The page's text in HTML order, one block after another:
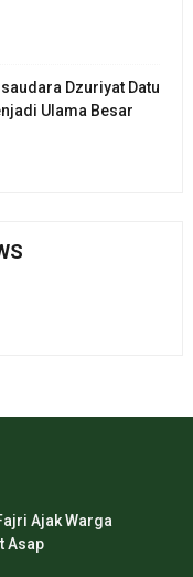
Dzuriyat Datu
Ulama Besar
Ajak Warga
Asap